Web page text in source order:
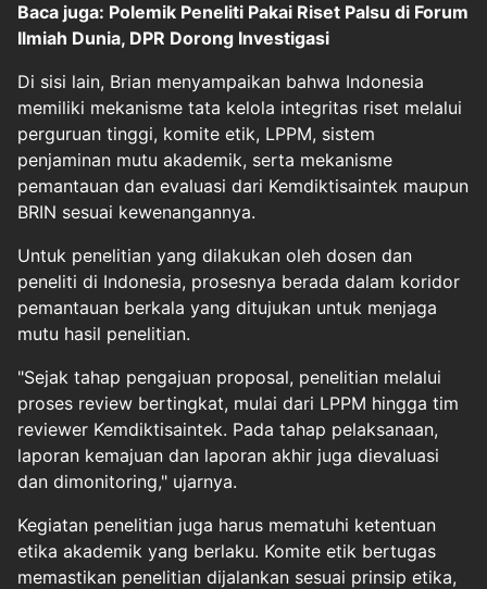
Baca juga: Polemik Peneliti Pakai Riset Palsu di Forum
Ilmiah Dunia, DPR Dorong Investigasi
Di sisi lain, Brian menyampaikan bahwa Indonesia
memiliki mekanisme tata kelola integritas riset melalui
perguruan tinggi, komite etik, LPPM, sistem
penjaminan mutu akademik, serta mekanisme
pemantauan dan evaluasi dari Kemdiktisaintek maupun
BRIN sesuai kewenangannya.
Untuk penelitian yang dilakukan oleh dosen dan
peneliti di Indonesia, prosesnya berada dalam koridor
pemantauan berkala yang ditujukan untuk menjaga
mutu hasil penelitian.
"Sejak tahap pengajuan proposal, penelitian melalui
proses review bertingkat, mulai dari LPPM hingga tim
reviewer Kemdiktisaintek. Pada tahap pelaksanaan,
laporan kemajuan dan laporan akhir juga dievaluasi
dan dimonitoring," ujarnya.
Kegiatan penelitian juga harus mematuhi ketentuan
etika akademik yang berlaku. Komite etik bertugas
memastikan penelitian dijalankan sesuai prinsip etika,